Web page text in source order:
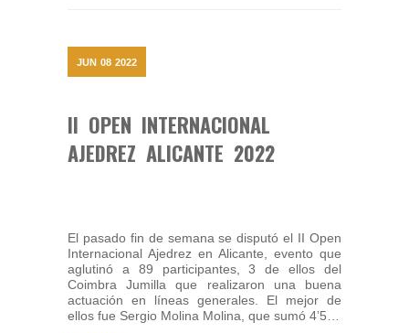
JUN 08 2022
II OPEN INTERNACIONAL
AJEDREZ ALICANTE 2022
El pasado fin de semana se disputó el II Open
Internacional Ajedrez en Alicante, evento que
aglutinó a 89 participantes, 3 de ellos del
Coimbra Jumilla que realizaron una buena
actuación en líneas generales. El mejor de
ellos fue Sergio Molina Molina, que sumó 4’5…